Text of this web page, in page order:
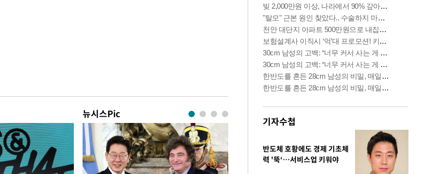
뉴시스Pic
기자수첩
반도체 호황에도 경제 기초체
력 '뚝‘…서비스업 키워야